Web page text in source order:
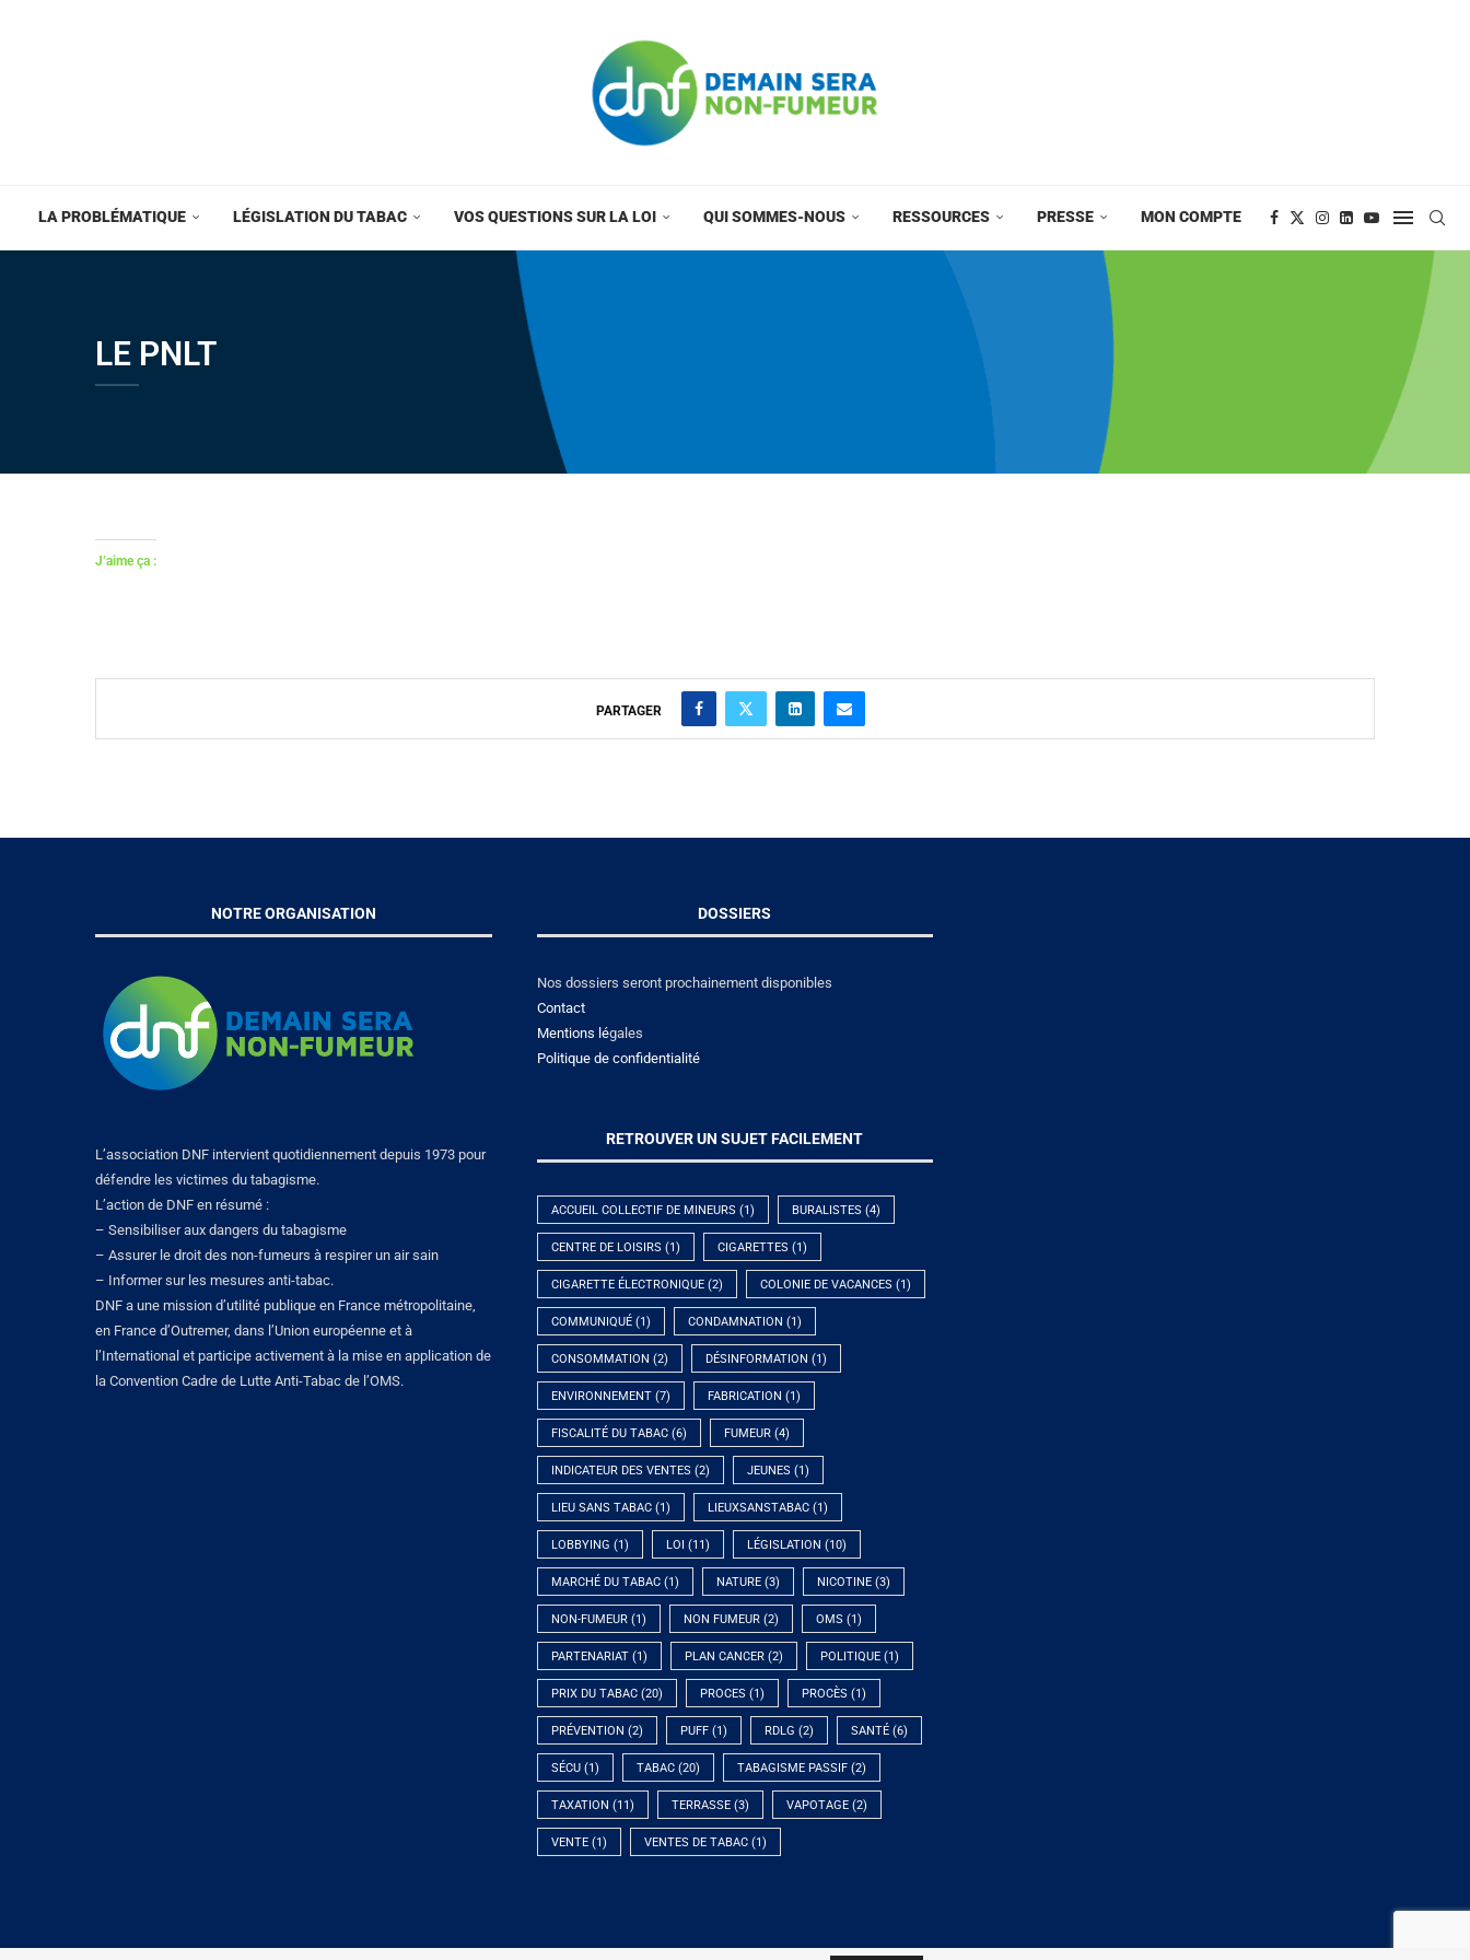
LA PROBLÉMATIQUE LÉGISLATION DU TABAC VOS QUESTIONS SUR LA LOI QUI SOMMES-NOUS RESSOURCES PRESSE MON COMPTE
LE PNLT
J’aime ça :
PARTAGER
NOTRE ORGANISATION
L’association DNF intervient quotidiennement depuis 1973 pour
défendre les victimes du tabagisme.
L’action de DNF en résumé :
– Sensibiliser aux dangers du tabagisme
– Assurer le droit des non-fumeurs à respirer un air sain
– Informer sur les mesures anti-tabac.
DNF a une mission d’utilité publique en France métropolitaine,
en France d’Outremer, dans l’Union européenne et à
l’International et participe activement à la mise en application de
la Convention Cadre de Lutte Anti-Tabac de l’OMS.
DOSSIERS
Nos dossiers seront prochainement disponibles
Contact
Mentions légales
Politique de confidentialité
RETROUVER UN SUJET FACILEMENT
ACCUEIL COLLECTIF DE MINEURS (1) BURALISTES (4)
CENTRE DE LOISIRS (1) CIGARETTES (1)
CIGARETTE ÉLECTRONIQUE(2) COLONIE DE VACANCES (1)
COMMUNIQUÉ(1) CONDAMNATION (1)
CONSOMMATION (2) DÉSINFORMATION (1)
ENVIRONNEMENT(7) FABRICATION (1)
FISCALITÉ DU TABAC(6) FUMEUR(4)
INDICATEUR DES VENTES (2) JEUNES (1)
LIEU SANS TABAC(1) LIEUXSANSTABAC(1)
LOBBYING (1) LOI (11) LÉGISLATION (10)
MARCHÉ DU TABAC(1) NATURE(3) NICOTINE(3)
NON-FUMEUR(1) NON FUMEUR(2) OMS (1)
PARTENARIAT(1) PLAN CANCER(2) POLITIQUE(1)
PRIX DU TABAC(20) PROCES (1) PROCÈS (1)
PRÉVENTION (2) PUFF(1) RDLG (2) SANTÉ(6)
SÉCU(1) TABAC(20) TABAGISME PASSIF(2)
TAXATION (11) TERRASSE(3) VAPOTAGE(2)
VENTE(1) VENTES DE TABAC(1)